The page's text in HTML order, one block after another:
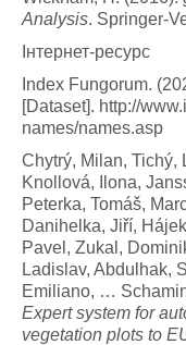
Analysis. Springer-
Інтернет-ресурс
Index Fungorum.
[Dataset]. http://
names/names.asp
Chytrý, Milan, Tichý,
Knollová, Ilona,
Peterka, Tomáš,
Danihelka, Jiří,
Pavel, Zukal,
Ladislav, Abdulhak,
Emiliano, …
Expert system for
vegetation plots to